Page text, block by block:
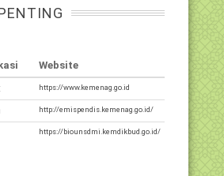
Website
https://www.kemenag.go.id
http://emispendis.kemenag.go.id/
https://biounsdmi.kemdikbud.go.id/